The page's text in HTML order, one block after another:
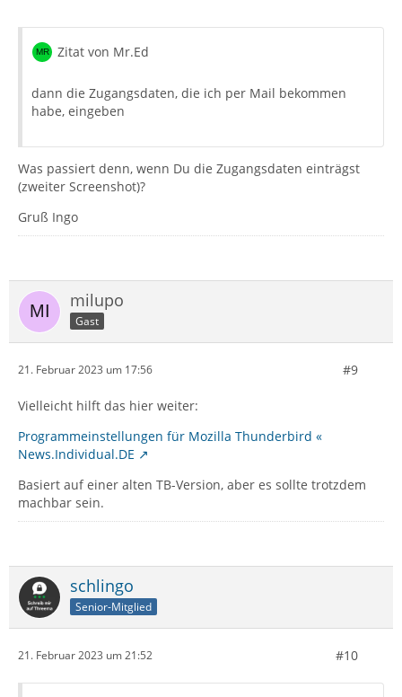
Zitat von Mr.Ed
dann die Zugangsdaten, die ich per Mail bekommen
habe, eingeben
Was passiert denn, wenn Du die Zugangsdaten einträgst
(zweiter Screenshot)?
Gruß Ingo
milupo
Gast
21. Februar 2023 um 17:56 #9
Vielleicht hilft das hier weiter:
Programmeinstellungen für Mozilla Thunderbird «
News.Individual.DE
Basiert auf einer alten TB-Version, aber es sollte trotzdem
machbar sein.
schlingo
Senior-Mitglied
21. Februar 2023 um 21:52 #10